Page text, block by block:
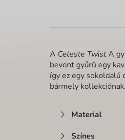
A Celeste TwistA
bevont gyűrű egy
így ez egy sokoldalú
bármely
Material
Színes